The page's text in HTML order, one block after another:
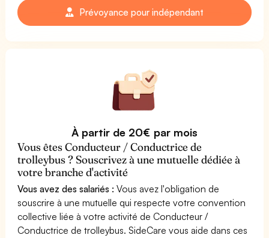
Prévoyance pour indépendant
À partir de 20€ par mois
Vous êtes Conducteur / Conductrice de
trolleybus ? Souscrivez à une mutuelle dédiée à
votre branche d'activité
Vous avez des salariés : Vous avez l'obligation de
souscrire à une mutuelle qui respecte votre convention
collective liée à votre activité de Conducteur /
Conductrice de trolleybus. SideCare vous aide dans ces